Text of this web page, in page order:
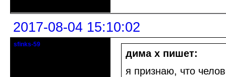
2017-08-04 15:10:02
sfinks-59
дима х пишет:
я признаю, что